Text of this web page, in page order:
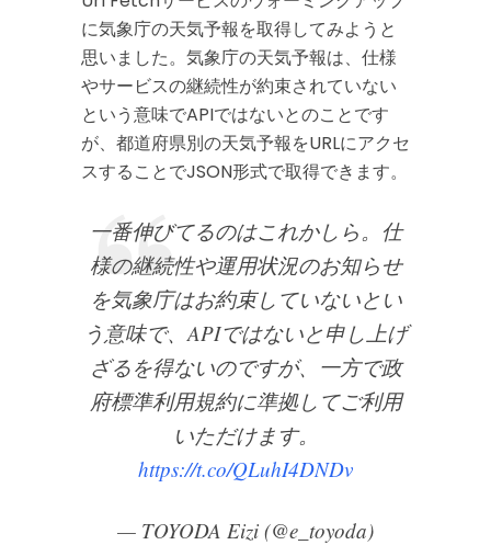
に気象庁の天気予報を取得してみようと
思いました。気象庁の天気予報は、仕様
やサービスの継続性が約束されていない
という意味でAPIではないとのことです
が、都道府県別の天気予報をURLにアクセ
スすることでJSON形式で取得できます。
一番伸びてるのはこれかしら。仕
様の継続性や運用状況のお知らせ
を気象庁はお約束していないとい
う意味で、APIではないと申し上げ
ざるを得ないのですが、一方で政
府標準利用規約に準拠してご利用
いただけます。
https://t.co/QLuhI4DNDv
— TOYODA Eizi (@e_toyoda)